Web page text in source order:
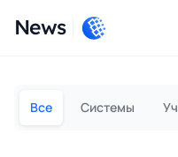
News
Все Системы